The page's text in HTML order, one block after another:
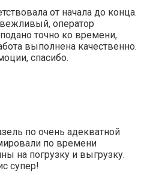
от начала до конца.
оператор
точно ко времени,
выполнена качественно.
спасибо.
по очень адекватной
по времени
на погрузку и выгрузку.
супер!